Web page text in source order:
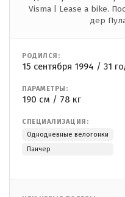
Visma | Lease a bike.
дер
РОДИЛСЯ:
15 сентября 1994 / 31
ПАРАМЕТРЫ:
190 см / 78 кг
СПЕЦИАЛИЗАЦИЯ:
Однодневные велогонки
Панчер